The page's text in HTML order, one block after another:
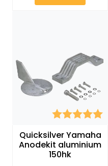
Karakter:
Quicksilver Yamaha
Anodekit aluminium
150hk